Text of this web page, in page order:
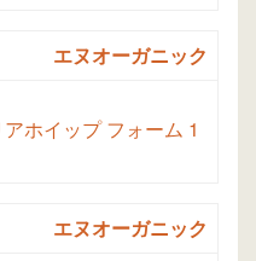
エヌオーガニック
ホイップ フォーム 1
エヌオーガニック